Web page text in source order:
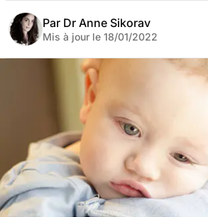
Par Dr Anne Sikorav
Mis à jour le 18/01/2022